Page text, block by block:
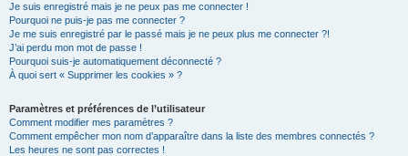
Je suis enregistré mais je ne peux pas me connecter !
Pourquoi ne puis-je pas me connecter ?
Je me suis enregistré par le passé mais je ne peux plus me connecter ?!
J’ai perdu mon mot de passe !
Pourquoi suis-je automatiquement déconnecté ?
À quoi sert « Supprimer les cookies » ?
Paramètres et préférences de l’utilisateur
Comment modifier mes paramètres ?
Comment empêcher mon nom d’apparaître dans la liste des membres connectés ?
Les heures ne sont pas correctes !